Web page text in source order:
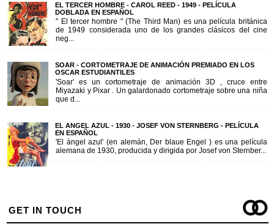
EL TERCER HOMBRE - CAROL REED - 1949 - PELÍCULA
DOBLADA EN ESPAÑOL
" El tercer hombre " (The Third Man) es una película británica
de 1949 considerada uno de los grandes clásicos del cine
neg...
SOAR - CORTOMETRAJE DE ANIMACIÓN PREMIADO EN LOS
OSCAR ESTUDIANTILES
'Soar' es un cortometraje de animación 3D , cruce entre
Miyazaki y Pixar . Un galardonado cortometraje sobre una niña
que d...
EL ANGEL AZUL - 1930 - JOSEF VON STERNBERG - PELÍCULA
EN ESPAÑOL
'El ángel azul' (en alemán, Der blaue Engel ) es una película
alemana de 1930, producida y dirigida por Josef von Sternber...
GET IN TOUCH